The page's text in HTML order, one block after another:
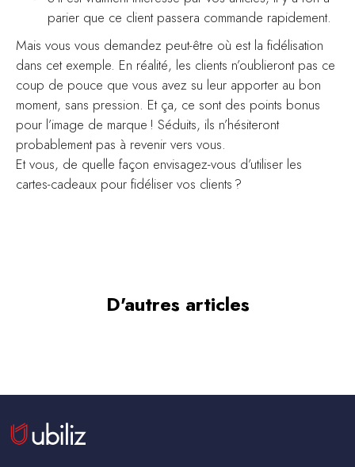
parier que ce client passera commande rapidement.
Mais vous vous demandez peut-être où est la fidélisation
dans cet exemple. En réalité, les clients n’oublieront pas ce
coup de pouce que vous avez su leur apporter au bon
moment, sans pression. Et ça, ce sont des points bonus
pour l’image de marque ! Séduits, ils n’hésiteront
probablement pas à revenir vers vous.
Et vous, de quelle façon envisagez-vous d’utiliser les
cartes-cadeaux pour fidéliser vos clients ?
D'autres articles